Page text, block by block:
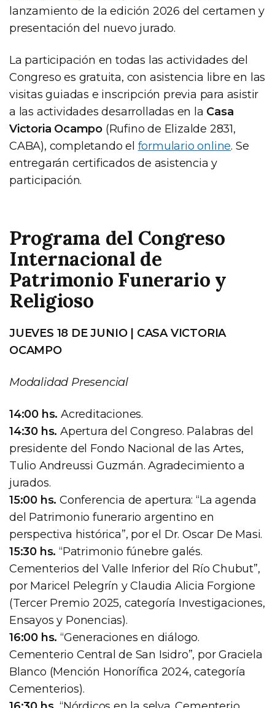
lanzamiento de la edición 2026 del certamen y
presentación del nuevo jurado.
La participación en todas las actividades del
Congreso es gratuita, con asistencia libre en las
visitas guiadas e inscripción previa para asistir
a las actividades desarrolladas en la Casa
Victoria Ocampo (Rufino de Elizalde 2831,
CABA), completando el formulario online. Se
entregarán certificados de asistencia y
participación.
Programa del Congreso
Internacional de
Patrimonio Funerario y
Religioso
JUEVES 18 DE JUNIO | CASA VICTORIA
OCAMPO
Modalidad Presencial
14:00 hs. Acreditaciones.
14:30 hs. Apertura del Congreso. Palabras del
presidente del Fondo Nacional de las Artes,
Tulio Andreussi Guzmán. Agradecimiento a
jurados.
15:00 hs. Conferencia de apertura: “La agenda
del Patrimonio funerario argentino en
perspectiva histórica”, por el Dr. Oscar De Masi.
15:30 hs. “Patrimonio fúnebre galés.
Cementerios del Valle Inferior del Río Chubut”,
por Maricel Pelegrín y Claudia Alicia Forgione
(Tercer Premio 2025, categoría Investigaciones,
Ensayos y Ponencias).
16:00 hs. “Generaciones en diálogo.
Cementerio Central de San Isidro”, por Graciela
Blanco (Mención Honorífica 2024, categoría
Cementerios).